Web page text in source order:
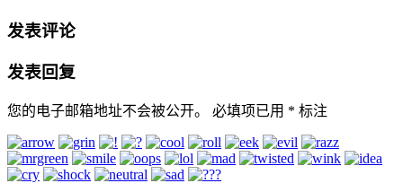
发表评论
发表回复
您的电子邮箱地址不会被公开。 必填项已用 * 标注